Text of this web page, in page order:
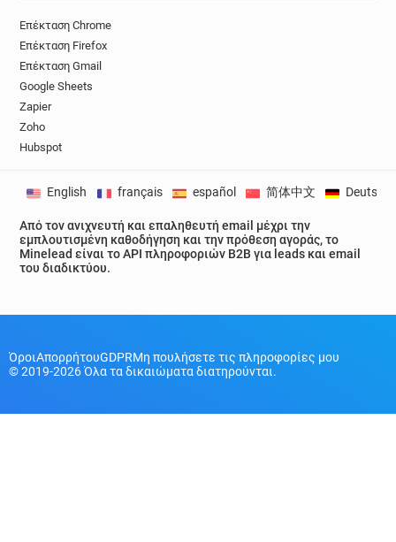
Επέκταση Chrome
Επέκταση Firefox
Επέκταση Gmail
Google Sheets
Zapier
Zoho
Hubspot
Από τον ανιχνευτή και επαληθευτή email μέχρι την
εμπλουτισμένη καθοδήγηση και την πρόθεση αγοράς, το
Minelead είναι το API πληροφοριών B2B για leads και email
του διαδικτύου.
English français español 简体中文 Deutsch
ΌροιΑπορρήτουGDPRΜη πουλήσετε τις πληροφορίες μου
© 2019-2026 Όλα τα δικαιώματα διατηρούνται.